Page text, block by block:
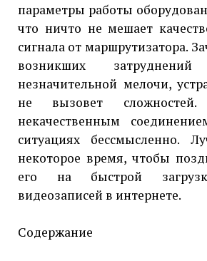
параметры работы
что ничто не мешает
сигнала от маршрутизатора.
возникших
незначительной мелочи,
не вызовет
некачественным
ситуациях бессмысленно.
некоторое время, чтобы
его на быстрой
видеозаписей в интернете.
Содержание